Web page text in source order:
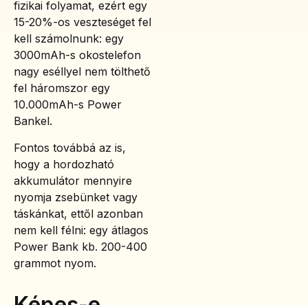
fizikai folyamat, ezért egy
15-20%-os veszteséget fel
kell számolnunk: egy
3000mAh-s okostelefon
nagy eséllyel nem tölthető
fel háromszor egy
10.000mAh-s Power
Bankel.
Fontos továbbá az is,
hogy a hordozható
akkumulátor mennyire
nyomja zsebünket vagy
táskánkat, ettől azonban
nem kell félni: egy átlagos
Power Bank kb. 200-400
grammot nyom.